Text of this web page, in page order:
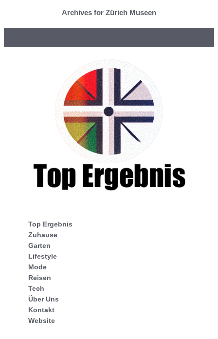
Archives for Zürich Museen
Top Ergebnis
Zuhause
Garten
Lifestyle
Mode
Reisen
Tech
Über Uns
Kontakt
Website